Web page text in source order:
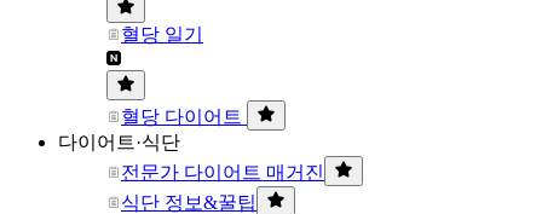
혈당 일기
혈당 다이어트
다이어트·식단
전문가 다이어트 매거진
식단 정보&꿀팁